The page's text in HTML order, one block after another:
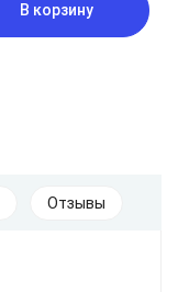
В корзину
Отзывы